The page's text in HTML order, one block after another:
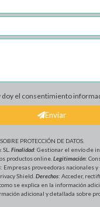
doy el consentimiento
Enviar
PROTECCIÓN DE DATOS
Finalidad: Gestionar el envío de
productos online. Legitimación:
: Empresas proveedoras nacionales y
Shield. Derechos: Acceder,
se explica en la información
adicional y detallada sobre